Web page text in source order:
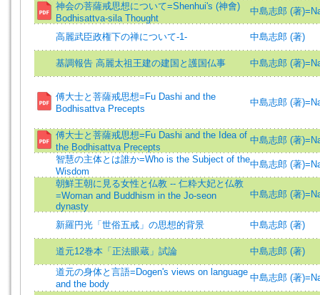
神会の菩薩戒思想について=Shenhui's (神會)
Bodhisattva-sila Thought
中島志郎 (著
高麗武臣政権下の禅について-1- 中島志郎 (著)
基調報告 高麗太祖王建の建国と護国仏事 中島志郎 (著
傅大士と菩薩戒思想=Fu Dashi and the
Bodhisattva Precepts
中島志郎 (著
傅大士と菩薩戒思想=Fu Dashi and the Idea of
the Bodhisattva Precepts
中島志郎 (著
智慧の主体とは誰か=Who is the Subject of the
Wisdom
中島志郎 (著
朝鮮王朝に見る女性と仏教 -- 仁粋大妃と仏教
=Woman and Buddhism in the Jo-seon
dynasty
中島志郎 (著
新羅円光「世俗五戒」の思想的背景 中島志郎 (著)
道元12巻本「正法眼蔵」試論
中島志郎 (著)
道元の身体と言語=Dogen's views on language
and the body
中島志郎 (著